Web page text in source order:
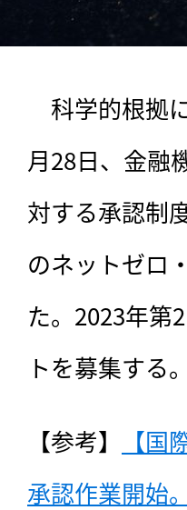
科学的根拠
月28日、金融
対する承認制
のネットゼロ
た。2023年第
トを募集する
【参考】
【
承認作業開始